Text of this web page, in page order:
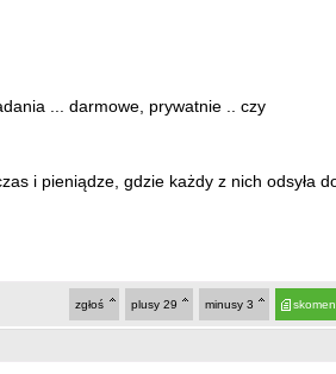
... darmowe, prywatnie .. czy
i pieniądze, gdzie każdy z nich odsyła
minusy 3
plusy 29
zgłoś